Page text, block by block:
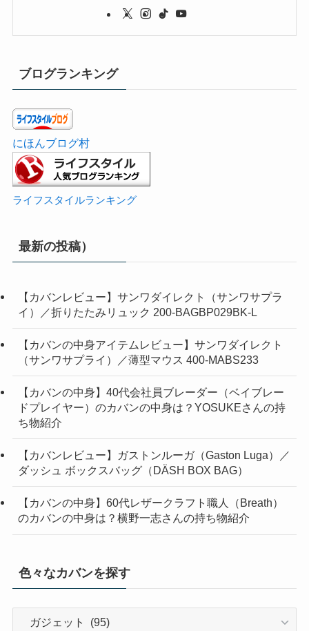
ブログランキング
にほんブログ村
ライフスタイルランキング
最新の投稿）
【カバンレビュー】サンワダイレクト（サンワサプラ
イ）／折りたたみリュック 200-BAGBP029BK-L
【カバンの中身アイテムレビュー】サンワダイレクト
（サンワサプライ）／薄型マウス 400-MABS233
【カバンの中身】40代会社員ブレーダー（ベイブレー
ドプレイヤー）のカバンの中身は？YOSUKEさんの持
ち物紹介
【カバンレビュー】ガストンルーガ（Gaston Luga）／
ダッシュ ボックスバッグ（DÄSH BOX BAG）
【カバンの中身】60代レザークラフト職人（Breath）
のカバンの中身は？横野一志さんの持ち物紹介
色々なカバンを探す